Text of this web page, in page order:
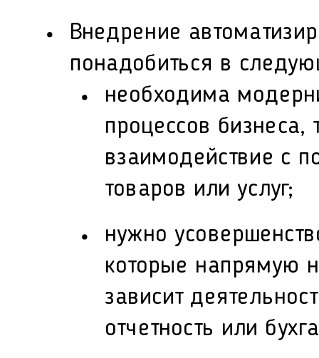
Внедрение
понадобиться в
необходима
процессов бизнеса,
взаимодействие с
товаров или услуг;
нужно
которые напрямую
зависит
отчетность или